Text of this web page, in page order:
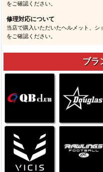
をご確認ください。
修理対応について
当店で購入いただいたヘルメット、
をご確認ください。
ブラ